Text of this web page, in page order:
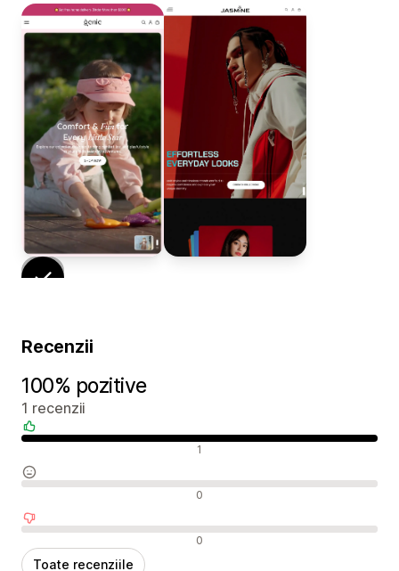
Recenzii
100% pozitive
1 recenzii
1
0
0
Toate recenziile